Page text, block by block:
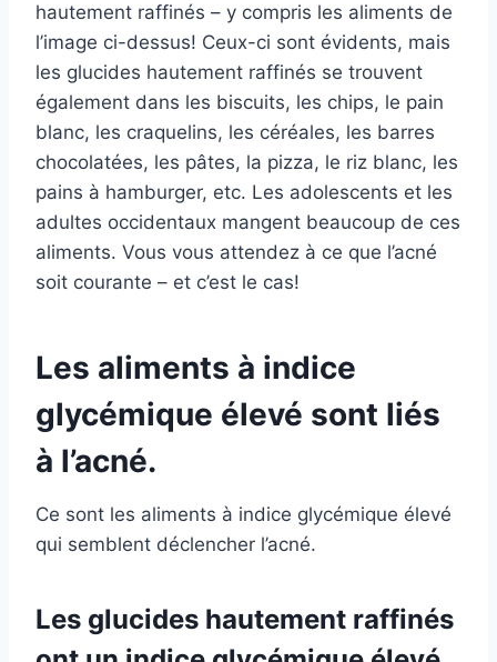
hautement raffinés – y compris les aliments de
l’image ci-dessus! Ceux-ci sont évidents, mais
les glucides hautement raffinés se trouvent
également dans les biscuits, les chips, le pain
blanc, les craquelins, les céréales, les barres
chocolatées, les pâtes, la pizza, le riz blanc, les
pains à hamburger, etc. Les adolescents et les
adultes occidentaux mangent beaucoup de ces
aliments. Vous vous attendez à ce que l’acné
soit courante – et c’est le cas!
Les aliments à indice
glycémique élevé sont liés
à l’acné.
Ce sont les aliments à indice glycémique élevé
qui semblent déclencher l’acné.
Les glucides hautement raffinés